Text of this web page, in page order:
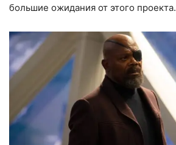
большие ожидания от этого проекта.